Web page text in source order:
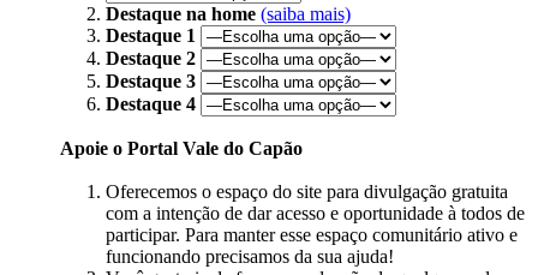
Destaque na home (saiba mais)
Destaque 1
Destaque 2
Destaque 3
Destaque 4
Apoie o Portal Vale do Capão
Oferecemos o espaço do site para divulgação gratuita
com a intenção de dar acesso e oportunidade à todos de
participar. Para manter esse espaço comunitário ativo e
funcionando precisamos da sua ajuda!